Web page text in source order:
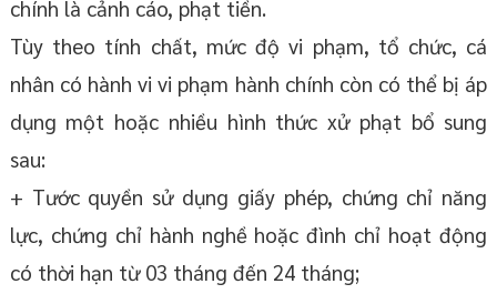
chính là cảnh cáo, phạt tiền.
Tùy theo tính chất, mức độ vi phạm, tổ chức, cá
nhân có hành vi vi phạm hành chính còn có thể bị áp
dụng một hoặc nhiều hình thức xử phạt bổ sung
sau:
+ Tước quyền sử dụng giấy phép, chứng chỉ năng
lực, chứng chỉ hành nghề hoặc đình chỉ hoạt động
có thời hạn từ 03 tháng đến 24 tháng;